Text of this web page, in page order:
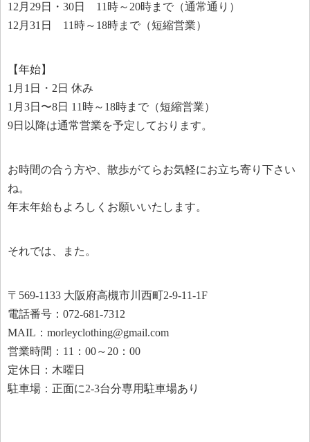
12月29日・30日 11時～20時まで（通常通り）
12月31日 11時～18時まで（短縮営業）
【年始】
1月1日・2日 休み
1月3日〜8日 11時～18時まで（短縮営業）
9日以降は通常営業を予定しております。
お時間の合う方や、散歩がてらお気軽にお立ち寄り下さい
ね。
年末年始もよろしくお願いいたします。
それでは、また。
〒569-1133 大阪府高槻市川西町2-9-11-1F
電話番号：072-681-7312
MAIL：morleyclothing@gmail.com
営業時間：11：00～20：00
定休日：木曜日
駐車場：正面に2-3台分専用駐車場あり